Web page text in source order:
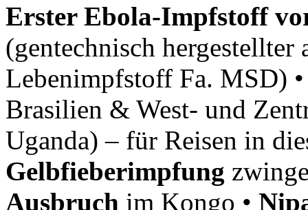
Erster Ebola-Impfstoff
(gentechnisch hergestellter
Lebenimpfstoff Fa. MSD)
Brasilien & West- und
Uganda) – für Reisen in
Gelbfieberimpfung
Ausbruch im Kongo •